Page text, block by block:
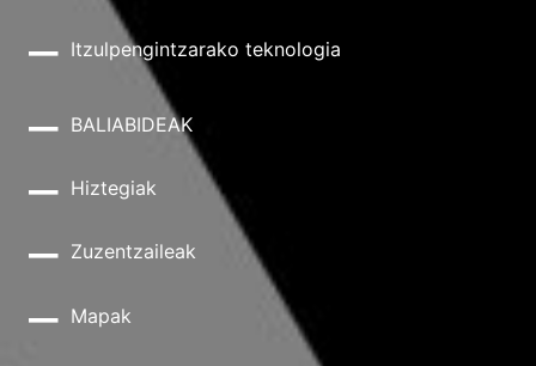
Itzulpengintzarako teknologia
BALIABIDEAK
Hiztegiak
Zuzentzaileak
Mapak